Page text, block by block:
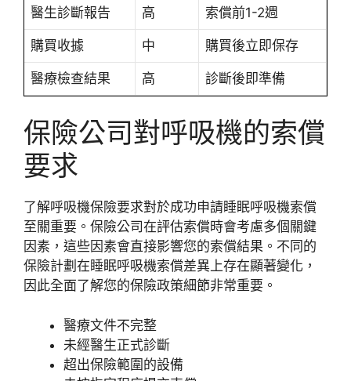
醫生診斷報告 高 索償前1-2週
購買收據 中 購買後立即保存
醫療檢查結果 高 診斷後即準備
保險公司對呼吸機的索償
要求
了解呼吸機保險要求對於成功申請睡眠呼吸機索償
至關重要。保險公司在評估索償時會考慮多個關鍵
因素，這些因素會直接影響您的索償結果。不同的
保險計劃在睡眠呼吸機索償差異上存在顯著變化，
因此全面了解您的保險政策細節非常重要。
醫療文件不完整
未經醫生正式診斷
超出保險範圍的設備